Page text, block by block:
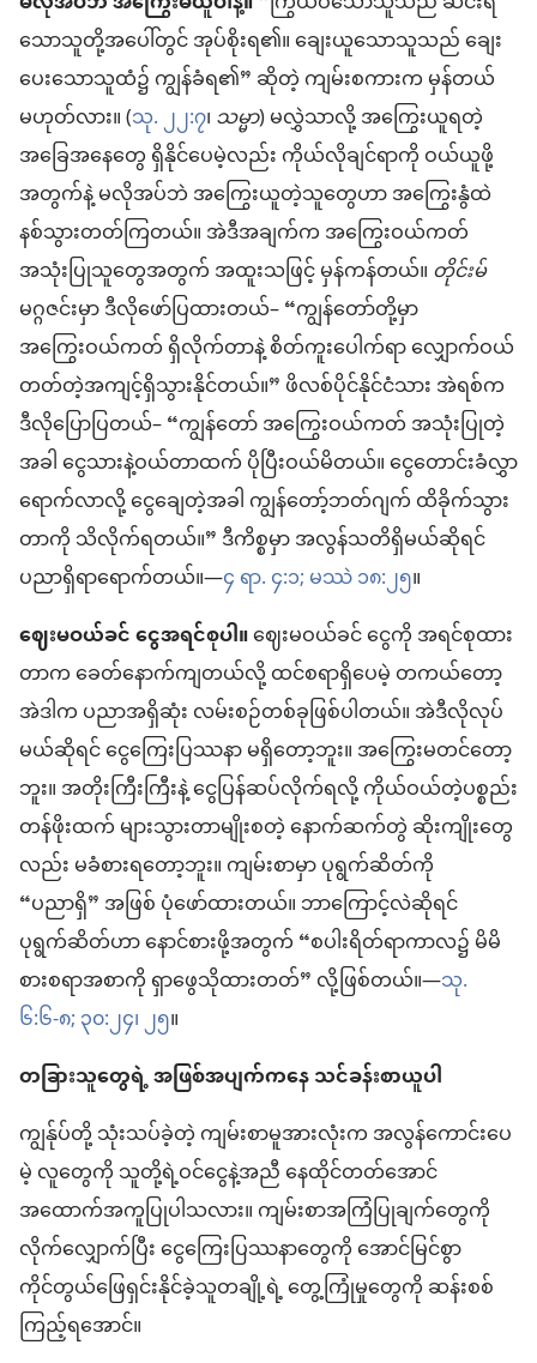
သောသူတို့အပေါ်တွင် အုပ်စိုးရ၏။ ချေးယူသောသူသည် ချေး
ပေးသောသူထံ၌ ကျွန်ခံရ၏” ဆိုတဲ့ ကျမ်းစကားက မှန်တယ်
မဟုတ်လား။ (သု. ၂၂:၇၊သမ္မာ) မလွှဲသာလို့ အကြွေးယူရတဲ့
အခြေအနေတွေ ရှိနိုင်ပေမဲ့လည်း ကိုယ်လိုချင်ရာကို ဝယ်ယူဖို့
အတွက်နဲ့ မလိုအပ်ဘဲ အကြွေးယူတဲ့သူတွေဟာ အကြွေးနွံထဲ
နစ်သွားတတ်ကြတယ်။ အဲဒီအချက်က အကြွေးဝယ်ကတ်
အသုံးပြုသူတွေအတွက် အထူးသဖြင့် မှန်ကန်တယ်။တိုင်းမ်
မဂ္ဂဇင်းမှာ ဒီလိုဖော်ပြထားတယ်– “ကျွန်တော်တို့မှာ
အကြွေးဝယ်ကတ် ရှိလိုက်တာနဲ့ စိတ်ကူးပေါက်ရာ လျှောက်ဝယ်
တတ်တဲ့အကျင့်ရှိသွားနိုင်တယ်။” ဖိလစ်ပိုင်နိုင်ငံသား အဲရစ်က
ဒီလိုပြောပြတယ်– “ကျွန်တော် အကြွေးဝယ်ကတ် အသုံးပြုတဲ့
အခါ ငွေသားနဲ့ဝယ်တာထက် ပိုပြီးဝယ်မိတယ်။ ငွေတောင်းခံလွှာ
ရောက်လာလို့ ငွေချေတဲ့အခါ ကျွန်တော့်ဘတ်ဂျက် ထိခိုက်သွား
တာကို သိလိုက်ရတယ်။” ဒီကိစ္စမှာ အလွန်သတိရှိမယ်ဆိုရင်
ပညာရှိရာရောက်တယ်။—၄ ရာ. ၄:၁;မဿဲ ၁၈:၂၅။
ဈေးမဝယ်ခင် ငွေအရင်စုပါ။ဈေးမဝယ်ခင် ငွေကို အရင်စုထား
တာက ခေတ်နောက်ကျတယ်လို့ ထင်စရာရှိပေမဲ့ တကယ်တော့
အဲဒါက ပညာအရှိဆုံး လမ်းစဉ်တစ်ခုဖြစ်ပါတယ်။ အဲဒီလိုလုပ်
မယ်ဆိုရင် ငွေကြေးပြဿနာ မရှိတော့ဘူး။ အကြွေးမတင်တော့
ဘူး။ အတိုးကြီးကြီးနဲ့ ငွေပြန်ဆပ်လိုက်ရလို့ ကိုယ်ဝယ်တဲ့ပစ္စည်း
တန်ဖိုးထက် များသွားတာမျိုးစတဲ့ နောက်ဆက်တွဲ ဆိုးကျိုးတွေ
လည်း မခံစားရတော့ဘူး။ ကျမ်းစာမှာ ပုရွက်ဆိတ်ကို
“ပညာရှိ” အဖြစ် ပုံဖော်ထားတယ်။ ဘာကြောင့်လဲဆိုရင်
ပုရွက်ဆိတ်ဟာ နောင်စားဖို့အတွက် “စပါးရိတ်ရာကာလ၌ မိမိ
စားစရာအစာကို ရှာဖွေသိုထားတတ်” လို့ဖြစ်တယ်။—သု.
၆:၆-၈;၃၀:၂၄၊ ၂၅။
တခြားသူတွေရဲ့ အဖြစ်အပျက်ကနေ သင်ခန်းစာယူပါ
ကျွန်ုပ်တို့ သုံးသပ်ခဲ့တဲ့ ကျမ်းစာမူအားလုံးက အလွန်ကောင်းပေ
မဲ့ လူတွေကို သူတို့ရဲ့ဝင်ငွေနဲ့အညီ နေထိုင်တတ်အောင်
အထောက်အကူပြုပါသလား။ ကျမ်းစာအကြံပြုချက်တွေကို
လိုက်လျှောက်ပြီး ငွေကြေးပြဿနာတွေကို အောင်မြင်စွာ
ကိုင်တွယ်ဖြေရှင်းနိုင်ခဲ့သူတချို့ရဲ့ တွေ့ကြုံမှုတွေကို ဆန်းစစ်
ကြည့်ရအောင်။